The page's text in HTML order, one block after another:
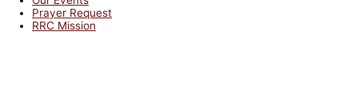
Prayer Request
RRC Mission